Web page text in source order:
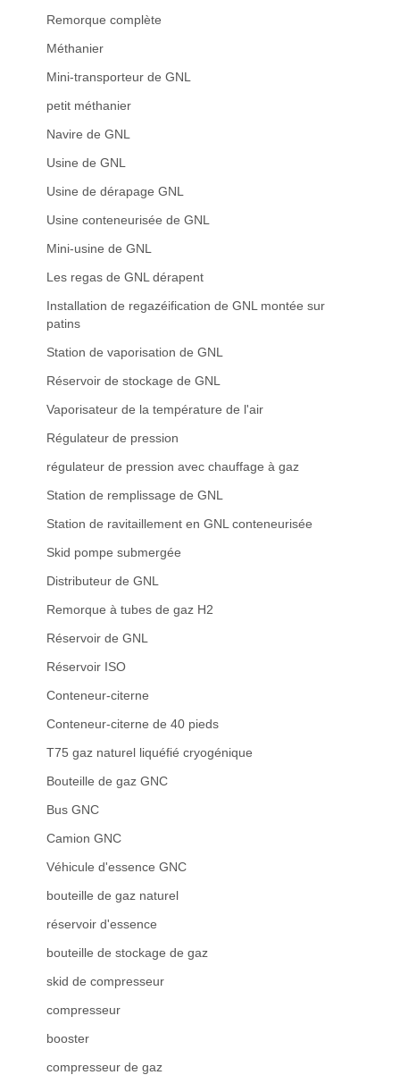
Remorque complète
Méthanier
Mini-transporteur de GNL
petit méthanier
Navire de GNL
Usine de GNL
Usine de dérapage GNL
Usine conteneurisée de GNL
Mini-usine de GNL
Les regas de GNL dérapent
Installation de regazéification de GNL montée sur
patins
Station de vaporisation de GNL
Réservoir de stockage de GNL
Vaporisateur de la température de l'air
Régulateur de pression
régulateur de pression avec chauffage à gaz
Station de remplissage de GNL
Station de ravitaillement en GNL conteneurisée
Skid pompe submergée
Distributeur de GNL
Remorque à tubes de gaz H2
Réservoir de GNL
Réservoir ISO
Conteneur-citerne
Conteneur-citerne de 40 pieds
T75 gaz naturel liquéfié cryogénique
Bouteille de gaz GNC
Bus GNC
Camion GNC
Véhicule d'essence GNC
bouteille de gaz naturel
réservoir d'essence
bouteille de stockage de gaz
skid de compresseur
compresseur
booster
compresseur de gaz